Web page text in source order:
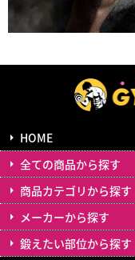
HOME
全ての商品から探す
商品カテゴリから探す
メーカーから探す
鍛えたい部位から探す